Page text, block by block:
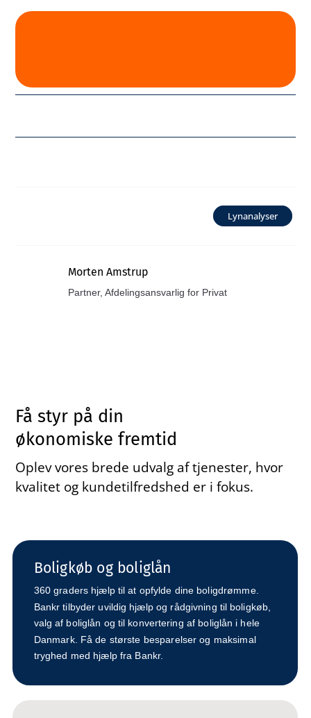
Lynanalyser
Morten Amstrup
Partner, Afdelingsansvarlig for Privat
Få styr på din
økonomiske fremtid
Oplev vores brede udvalg af tjenester, hvor
kvalitet og kundetilfredshed er i fokus.
Boligkøb og boliglån
360 graders hjælp til at opfylde dine boligdrømme.
Bankr tilbyder uvildig hjælp og rådgivning til boligkøb,
valg af boliglån og til konvertering af boliglån i hele
Danmark. Få de største besparelser og maksimal
tryghed med hjælp fra Bankr.